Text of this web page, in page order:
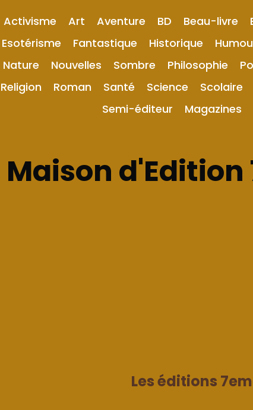
Activisme Art Aventure BD Beau-livre
Esotérisme
Fantastique Historique
Nature
Nouvelles Sombre Philosophie
Religion
Roman Santé Science Scolaire
Semi-éditeur
Magazines
Maison
Les éditions